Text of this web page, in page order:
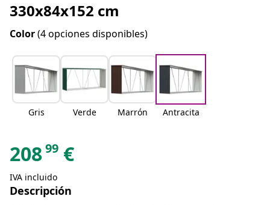
330x84x152 cm
Color(4 opciones disponibles)
Gris Verde Marrón Antracita
20899 €
IVA incluido
Descripción